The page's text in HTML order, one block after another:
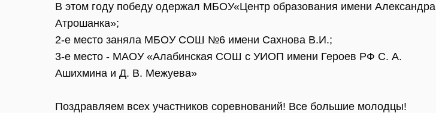
В этом году победу одержал МБОУ«Центр образования имени Александра
Атрошанка»;
2-е место заняла МБОУ СОШ №6 имени Сахнова В.И.;
3-е место - МАОУ «Алабинская СОШ с УИОП имени Героев РФ С. А.
Ашихмина и Д. В. Межуева»
Поздравляем всех участников соревнований! Все большие молодцы!